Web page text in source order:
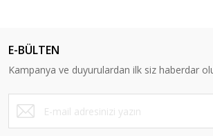
E-BÜLTEN
Kampanya ve duyurulardan ilk siz haberdar